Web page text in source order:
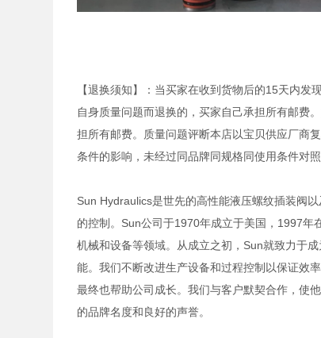
【退换须知】：当买家在收到货物后的15天内
自身质量问题而退换的，买家自己承担所有邮费
担所有邮费。质量问题评断本店以宝贝供应厂商
条件的影响，未经过同品牌同规格同使用条件对
Sun Hydraulics是世先的高性能液压螺纹插装阀
的控制。Sun公司于1970年成立于美国，1997年
机械和设备等领域。从成立之初，Sun就致力于
能。我们不断改进生产设备和过程控制以保证效
最终也帮助公司成长。我们与客户默契合作，使
的品牌名度和良好的声誉。